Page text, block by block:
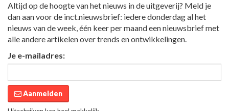
Altijd op de hoogte van het nieuws in de uitgeverij? Meld je
dan aan voor de inct.nieuwsbrief: iedere donderdag al het
nieuws van de week, één keer per maand een nieuwsbrief met
alle andere artikelen over trends en ontwikkelingen.
Je e-mailadres:
Aanmelden